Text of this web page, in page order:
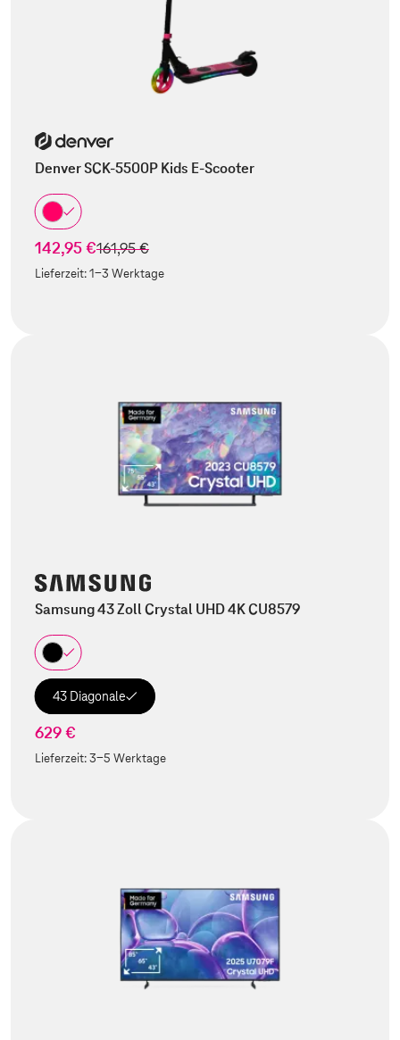
Denver SCK-5500P Kids E-Scooter
142,95 €statt
161,95 €
Lieferzeit:1-3 Werktage
Samsung 43 Zoll Crystal UHD 4K CU8579
43 Diagonale
629 €
Lieferzeit:3-5 Werktage